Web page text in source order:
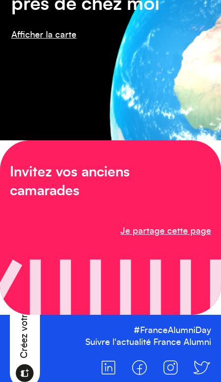
près de chez moi
Afficher la carte
Invitez vos anciens
camarades
Je partage cette page
Créez votre événement
Afrique
#FranceAlumniDay
Suivre l'actualité France Alumni